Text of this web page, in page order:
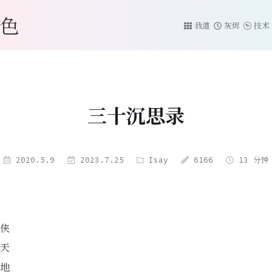
我道 灰烬 技术
三十沉思录
2020.5.9 2023.7.25 Isay 6166 13 分钟
侠
天
地